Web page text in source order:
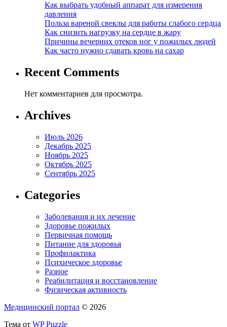
Как выбрать удобный аппарат для измерения
давления
Польза вареной свеклы для работы слабого сердца
Как снизить нагрузку на сердце в жару
Причины вечерних отеков ног у пожилых людей
Как часто нужно сдавать кровь на сахар
Recent Comments
Нет комментариев для просмотра.
Archives
Июль 2026
Декабрь 2025
Ноябрь 2025
Октябрь 2025
Сентябрь 2025
Categories
Заболевания и их лечение
Здоровье пожилых
Первичная помощь
Питание для здоровья
Профилактика
Психическое здоровье
Разное
Реабилитация и восстановление
Физическая активность
Медицинский портал © 2026
Тема от WP Puzzle